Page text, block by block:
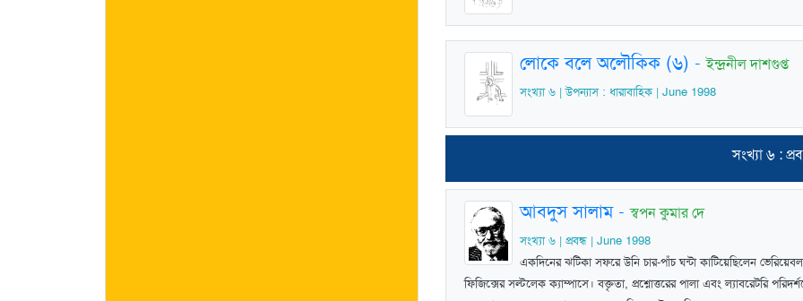
লোকে বলে অলৌকিক (৬) -ইন্দ্রনীল দাশগুপ্ত
সংখ্যা ৬ | উপন্যাস : ধারাবাহিক | June 1998
সংখ্যা ৬ :
আবদুস সালাম -স্বপন কুমার দে
সংখ্যা ৬ | প্রবন্ধ | June 1998
একদিনের ঝটিকা সফরে উনি চার-পাঁচ ঘন্টা কাটিয়েছিলেন
ফিজিক্সের সল্টলেক ক্যাম্পাসে। বক্তৃতা, প্রশ্নোত্তরের পালা এবং ল্যাবরেটরি